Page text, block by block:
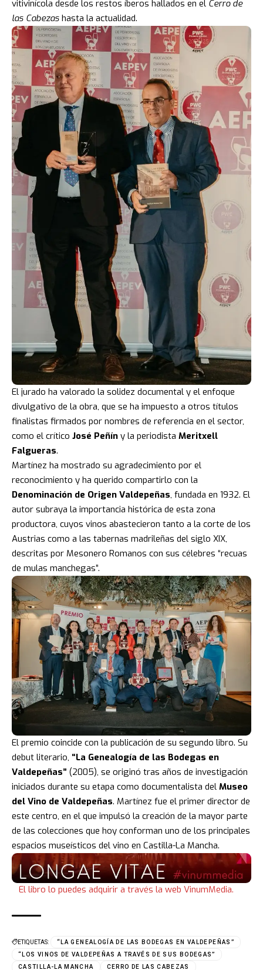
vitivinícola desde los restos íberos hallados en el Cerro de
las Cabezas hasta la actualidad.
El jurado ha valorado la solidez documental y el enfoque
divulgativo de la obra, que se ha impuesto a otros títulos
finalistas firmados por nombres de referencia en el sector,
como el crítico José Peñín y la periodista Meritxell
Falgueras.
Martínez ha mostrado su agradecimiento por el
reconocimiento y ha querido compartirlo con la
Denominación de Origen Valdepeñas, fundada en 1932. El
autor subraya la importancia histórica de esta zona
productora, cuyos vinos abastecieron tanto a la corte de los
Austrias como a las tabernas madrileñas del siglo XIX,
descritas por Mesonero Romanos con sus célebres “recuas
de mulas manchegas”.
El premio coincide con la publicación de su segundo libro. Su
debut literario, “La Genealogía de las Bodegas en
Valdepeñas” (2005), se originó tras años de investigación
iniciados durante su etapa como documentalista del Museo
del Vino de Valdepeñas. Martínez fue el primer director de
este centro, en el que impulsó la creación de la mayor parte
de las colecciones que hoy conforman uno de los principales
espacios museísticos del vino en Castilla-La Mancha.
El libro lo puedes adquirir a través la web VinumMedia.
ETIQUETAS:
“LA GENEALOGÍA DE LAS BODEGAS EN VALDEPEÑAS”
“LOS VINOS DE VALDEPEÑAS A TRAVÉS DE SUS BODEGAS”
CASTILLA-LA MANCHA
CERRO DE LAS CABEZAS